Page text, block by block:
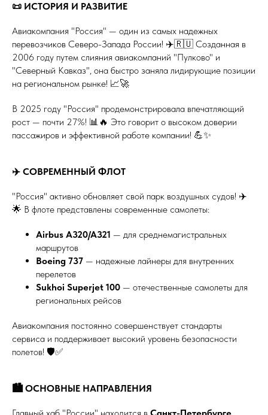
📜 ИСТОРИЯ И РАЗВИТИЕ
Авиакомпания "Россия" — один из самых надежных
перевозчиков Северо-Запада России! ✈️🇷🇺 Созданная в
2006 году путем слияния авиакомпаний "Пулково" и
"Северный Кавказ", она быстро заняла лидирующие позиции
на региональном рынке! 📈🚀
В 2025 году "Россия" продемонстрировала впечатляющий
рост — почти 27%! 📊🔥 Это говорит о высоком доверии
пассажиров и эффективной работе компании! 💪✨
✈️ СОВРЕМЕННЫЙ ФЛОТ
"Россия" активно обновляет свой парк воздушных судов! ✈️
🌟 В флоте представлены современные самолеты:
Airbus A320/A321 — для среднемагистральных
маршрутов
Boeing 737 — надежные лайнеры для внутренних
перелетов
Sukhoi Superjet 100 — отечественные самолеты для
региональных рейсов
Авиакомпания постоянно совершенствует стандарты
сервиса и поддерживает высокий уровень безопасности
полетов! 🛡️✅
🏙️ ОСНОВНЫЕ НАПРАВЛЕНИЯ